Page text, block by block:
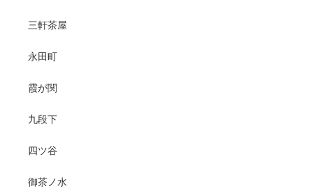
三軒茶屋
永田町
霞が関
九段下
四ツ谷
御茶ノ水